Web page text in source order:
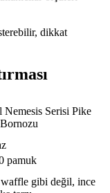
dikkat
Nemesis Serisi Pike
pamuk
gibi değil, ince